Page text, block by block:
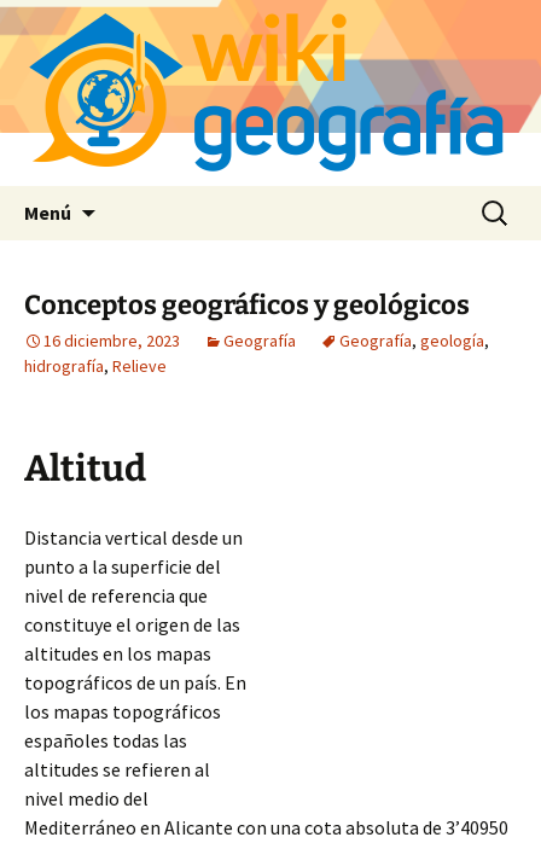
Menú Buscar:
Conceptos geográficos y geológicos
16 diciembre, 2023 Geografía Geografía, geología,
hidrografía, Relieve
Altitud
Distancia vertical desde un
punto a la superficie del
nivel de referencia que
constituye el origen de las
altitudes en los mapas
topográficos de un país. En
los mapas topográficos
españoles todas las
altitudes se refieren al
nivel medio del
Mediterráneo en Alicante con una cota absoluta de 3’40950